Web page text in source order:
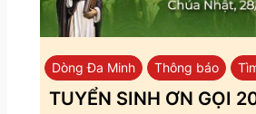
Dòng Đa Minh Thông báo
TUYỂN SINH ƠN GỌI